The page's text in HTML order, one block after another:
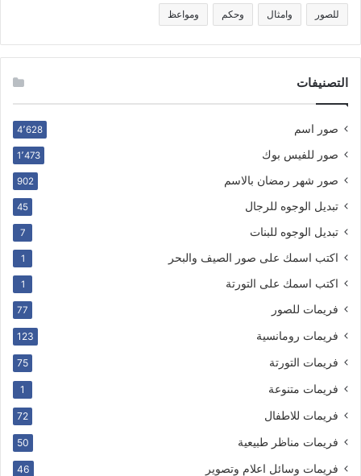
للصور وامثال وحكم ومواعظ
التصنيفات
صور اسم 4٬628
صور للفيس بوك 1٬473
صور شهر رمضان بالاسم 902
تبديل الوجوه للرجال 45
تبديل الوجوه للبنات 7
اكتب اسمك على صور الصيف والبحر 1
اكتب اسمك على التورتة 1
فريمات للصور 77
فريمات رومانسية 123
فريمات التورتة 75
فريمات متنوعة 1
فريمات للاطفال 72
فريمات مناظر طبيعية 50
فريمات وسائل اعلام وتصوير 46